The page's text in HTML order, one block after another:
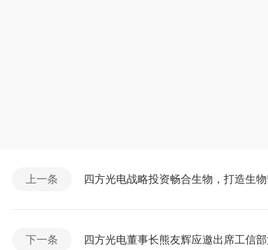
上一条 四方光电战略投资畅合生物，打造生
下一条 四方光电董事长熊友辉应邀出席工信